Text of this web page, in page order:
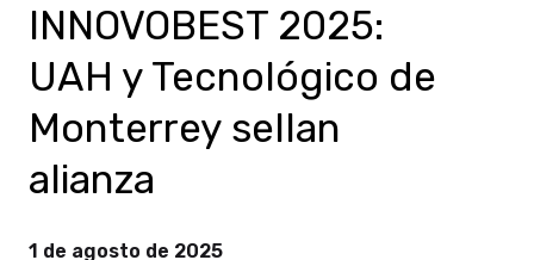
INNOVOBEST 2025:
UAH y Tecnológico de
Monterrey sellan
alianza
1 de agosto de 2025